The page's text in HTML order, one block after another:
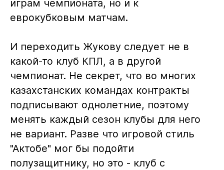
играм чемпионата, но и к
еврокубковым матчам.
И переходить Жукову следует не в
какой-то клуб КПЛ, а в другой
чемпионат. Не секрет, что во многих
казахстанских командах контракты
подписывают однолетние, поэтому
менять каждый сезон клубы для него
не вариант. Разве что игровой стиль
"Актобе" мог бы подойти
полузащитнику, но это - клуб с